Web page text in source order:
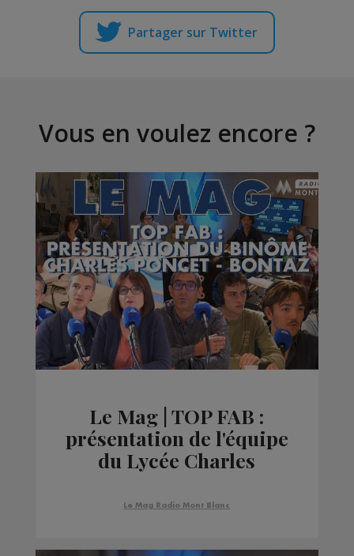
Partager sur Twitter
Vous en voulez encore ?
Le Mag | TOP FAB :
présentation de l'équipe
du Lycée Charles
Bontaz
Le Mag Radio Mont Blanc